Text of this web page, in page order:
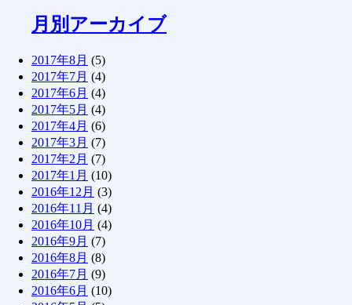
月別アーカイブ
2017年8月 (5)
2017年7月 (4)
2017年6月 (4)
2017年5月 (4)
2017年4月 (6)
2017年3月 (7)
2017年2月 (7)
2017年1月 (10)
2016年12月 (3)
2016年11月 (4)
2016年10月 (4)
2016年9月 (7)
2016年8月 (8)
2016年7月 (9)
2016年6月 (10)